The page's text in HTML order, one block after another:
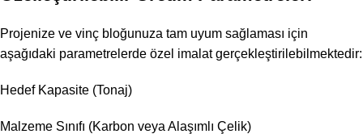
Projenize ve vinç bloğunuza tam uyum sağlaması için
aşağıdaki parametrelerde özel imalat gerçekleştirilebilmektedir:
Hedef Kapasite (Tonaj)
Malzeme Sınıfı (Karbon veya Alaşımlı Çelik)